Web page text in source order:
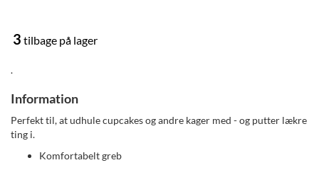
3 tilbage på lager
.
Information
Perfekt til, at udhule cupcakes og andre kager med - og putter lækre
ting i.
Komfortabelt greb